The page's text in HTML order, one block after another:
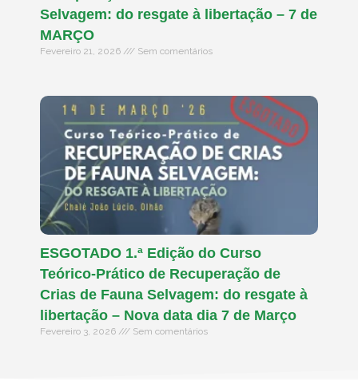
Selvagem: do resgate à libertação – 7 de
MARÇO
Fevereiro 21, 2026 Sem comentários
ESGOTADO 1.ª Edição do Curso
Teórico-Prático de Recuperação de
Crias de Fauna Selvagem: do resgate à
libertação – Nova data dia 7 de Março
Fevereiro 3, 2026 Sem comentários